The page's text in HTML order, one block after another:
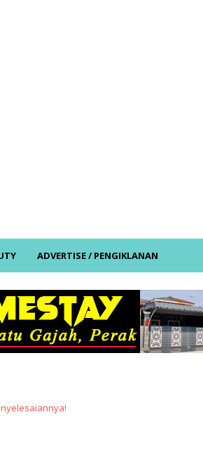
ADVERTISE / PENGIKLANAN